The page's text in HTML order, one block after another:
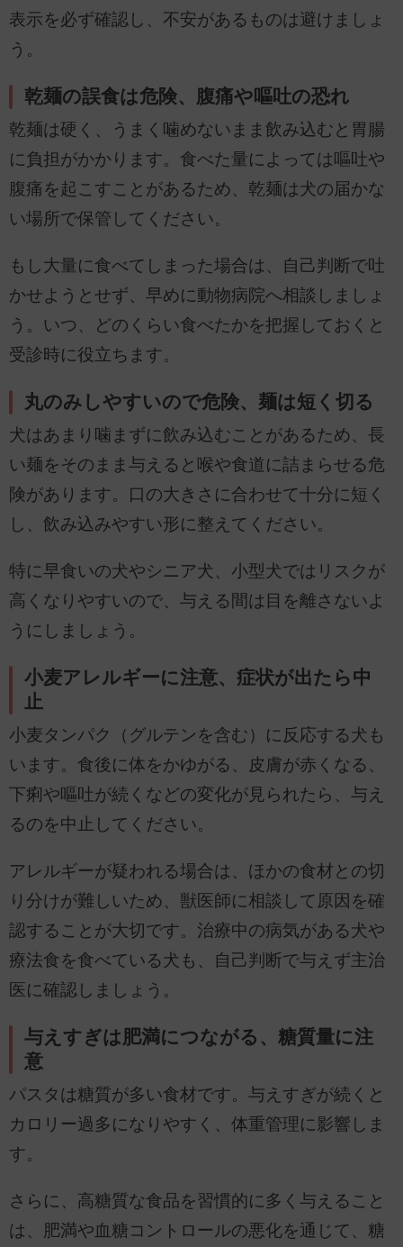
表示を必ず確認し、不安があるものは避けましょ
う。
乾麺の誤食は危険、腹痛や嘔吐の恐れ
乾麺は硬く、うまく噛めないまま飲み込むと胃腸
に負担がかかります。食べた量によっては嘔吐や
腹痛を起こすことがあるため、乾麺は犬の届かな
い場所で保管してください。
もし大量に食べてしまった場合は、自己判断で吐
かせようとせず、早めに動物病院へ相談しましょ
う。いつ、どのくらい食べたかを把握しておくと
受診時に役立ちます。
丸のみしやすいので危険、麺は短く切る
犬はあまり噛まずに飲み込むことがあるため、長
い麺をそのまま与えると喉や食道に詰まらせる危
険があります。口の大きさに合わせて十分に短く
し、飲み込みやすい形に整えてください。
特に早食いの犬やシニア犬、小型犬ではリスクが
高くなりやすいので、与える間は目を離さないよ
うにしましょう。
小麦アレルギーに注意、症状が出たら中
止
小麦タンパク（グルテンを含む）に反応する犬も
います。食後に体をかゆがる、皮膚が赤くなる、
下痢や嘔吐が続くなどの変化が見られたら、与え
るのを中止してください。
アレルギーが疑われる場合は、ほかの食材との切
り分けが難しいため、獣医師に相談して原因を確
認することが大切です。治療中の病気がある犬や
療法食を食べている犬も、自己判断で与えず主治
医に確認しましょう。
与えすぎは肥満につながる、糖質量に注
意
パスタは糖質が多い食材です。与えすぎが続くと
カロリー過多になりやすく、体重管理に影響しま
す。
さらに、高糖質な食品を習慣的に多く与えること
は、肥満や血糖コントロールの悪化を通じて、糖